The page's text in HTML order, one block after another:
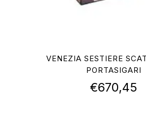
VENEZIA SESTIERE
PORTASIGARI
€670,45